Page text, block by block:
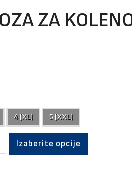
ZA
4 (XL) 5 (XXL)
Izaberite opcije